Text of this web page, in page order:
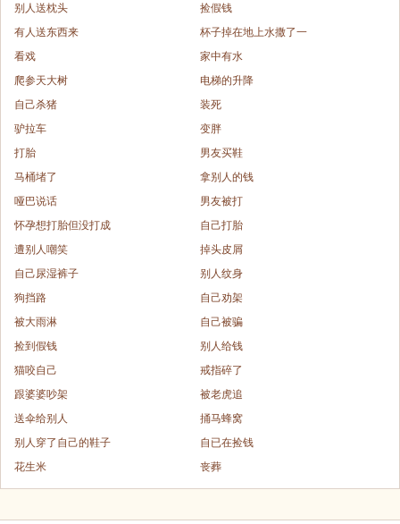
别人送枕头
捡假钱
有人送东西来
杯子掉在地上水撒了一
看戏
家中有水
爬参天大树
电梯的升降
自己杀猪
装死
驴拉车
变胖
打胎
男友买鞋
马桶堵了
拿别人的钱
哑巴说话
男友被打
怀孕想打胎但没打成
自己打胎
遭别人嘲笑
掉头皮屑
自己尿湿裤子
别人纹身
狗挡路
自己劝架
被大雨淋
自己被骗
捡到假钱
别人给钱
猫咬自己
戒指碎了
跟婆婆吵架
被老虎追
送伞给别人
捅马蜂窝
别人穿了自己的鞋子
自已在捡钱
花生米
丧葬